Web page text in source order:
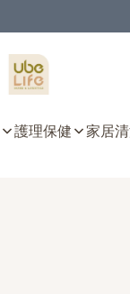
護理保健 家居